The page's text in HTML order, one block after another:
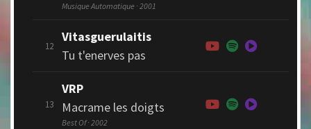
Musique Automatique · 2001
12
Vitasguerulaitis
Tu t'enerves pas
13
VRP
Macrame les doigts
Best Of · 2002